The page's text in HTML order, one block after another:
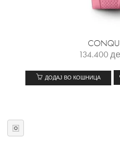
134.400
ДОДАЈ ВО КОШНИЦА